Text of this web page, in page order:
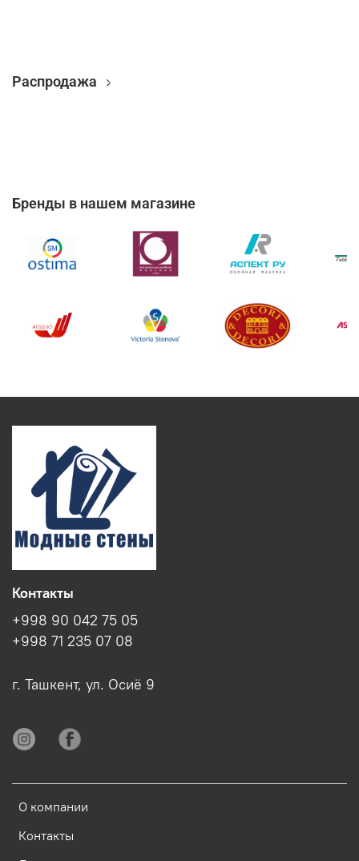
Распродажа
Бренды в нашем магазине
О компании
Контакты
Контакты
+998 90 042 75 05
+998 71 235 07 08
г. Ташкент, ул. Осиё 9